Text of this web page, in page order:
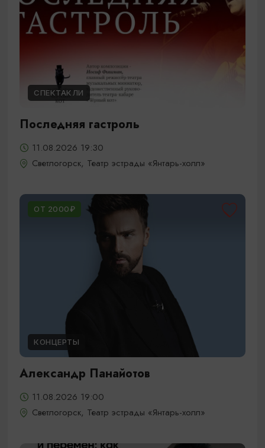
СПЕКТАКЛИ
Последняя гастроль
11.08.2026 19:30
Светлогорск, Театр эстрады «Янтарь-холл»
ОТ 2000₽
КОНЦЕРТЫ
Александр Панайотов
11.08.2026 19:00
Светлогорск, Театр эстрады «Янтарь-холл»